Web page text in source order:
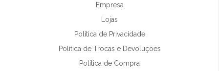
Empresa
Lojas
Política de Privacidade
Política de Trocas e Devoluções
Política de Compra